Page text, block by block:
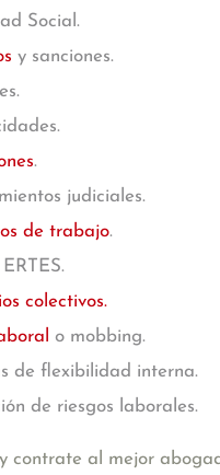
Social.
y sanciones.
.
judiciales.
de trabajo.
colectivos.
o mobbing.
de flexibilidad interna.
de riesgos laborales.
contrate al mejor